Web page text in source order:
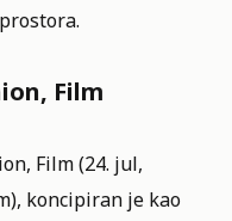
Film
Film (24. jul,
koncipiran je kao